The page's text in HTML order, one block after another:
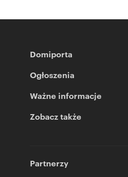
Domiporta
Ogłoszenia
Ważne informacje
Zobacz także
Partnerzy